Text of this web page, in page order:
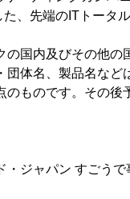
、先端のITトータ
国内及びその他の
団体名、製品名など
のものです。その後
・ジャパン すごうで